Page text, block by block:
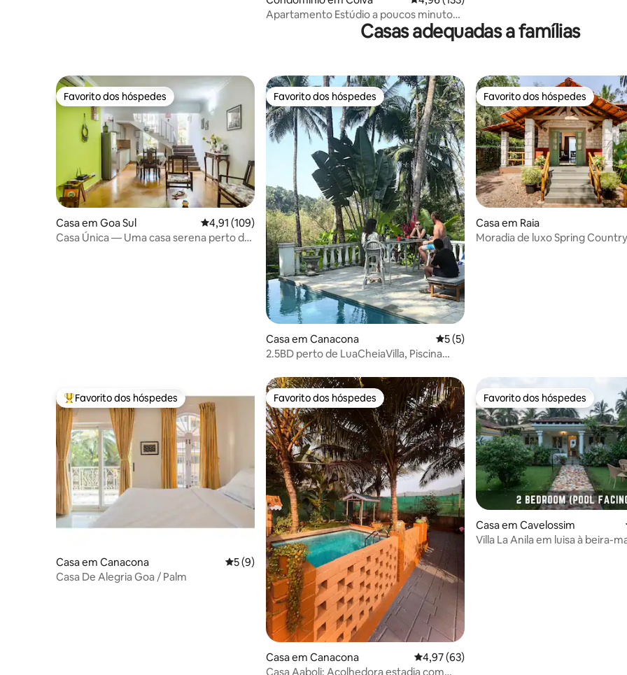
Apartamento Estúdio a poucos minutos
Casas adequadas a famílias
Favorito dos hóspedes
Favorito dos hóspedes
Casa em Goa Sul Classificação média de 4,91 em 5 estrelas, 109avaliações
4,91 (109)
Casa Única — Uma casa serena perto do
Favorito dos hóspedes
Favorito dos hóspedes
Casa em Canacona Classificação média de 5 em 5 estrelas,
5 (5)
2.5BD perto de LuaCheiaVilla, Piscina
Favorito dos hóspedes
Favorito dos hóspedes
Casa em Raia
Moradia de luxo Spring
Favoritos dos hóspedes mais apreciados
Favorito dos hóspedes
Casa em Canacona Classificação média de 5 em 5 estrelas, 9avaliações
5 (9)
Casa De Alegria Goa / Palm
Favorito dos hóspedes
Favorito dos hóspedes
Casa em Canacona Classificação média de 4,97 em 5 estrelas,
4,97 (63)
Casa Aaboli: Acolhedora estadia com
Favorito dos hóspedes
Favorito dos hóspedes
Casa em Cavelossim
Villa La Anila em luisa à beira-